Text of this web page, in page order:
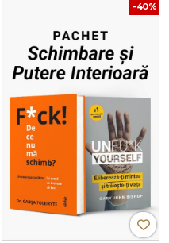
-40%